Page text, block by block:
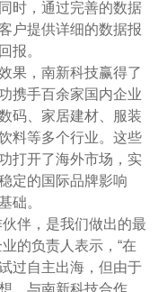
时，通过完善的数据
户提供详细的数据报
报。
果，南新科技赢得了
携手百余家国内企业
码、家居建材、服装
料等多个行业。这些
打开了海外市场，实
定的国际品牌影响
础。
伴，是我们做出的最
的负责人表示，“在
过自主出海，但由于